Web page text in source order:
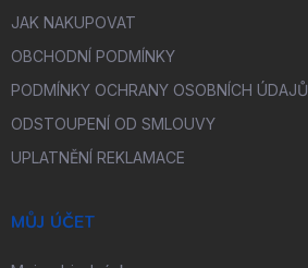
JAK NAKUPOVAT
OBCHODNÍ PODMÍNKY
PODMÍNKY OCHRANY OSOBNÍCH ÚDAJŮ
ODSTOUPENÍ OD SMLOUVY
UPLATNĚNÍ REKLAMACE
MŮJ ÚČET